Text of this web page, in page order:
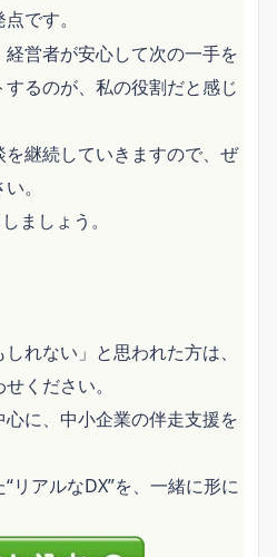
です。
営者が安心して次の一手を
るのが、私の役割だと感じ
継続していきますので、ぜ
。
ましょう。
れない」と思われた方は、
ください。
に、中小企業の伴走支援を
リアルなDX”を、一緒に形に